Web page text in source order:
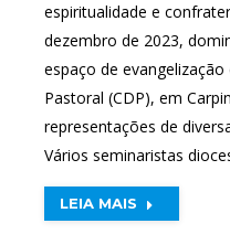
espiritualidade e
dezembro de 2023,
espaço de
Pastoral (CDP), em
representações de
Vários seminaristas
LEIA MAIS